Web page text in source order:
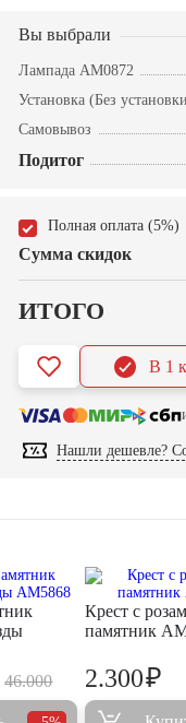
Вы выбрали
Лампада AM0872
Установка (Без
Самовывоз
Подитог
Полная оплата (5%)
Сумма скидок
ИТОГО
В 1
Нашли дешевле?
46.000
Крест с
памятник
2.300₽